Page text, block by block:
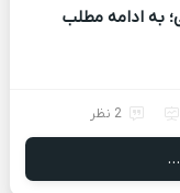
به ادامه مطلب
2 نظر